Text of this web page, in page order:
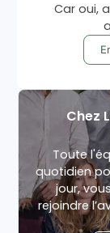
Car oui,
Chez
Toute
quotidien
jour,
rejoindre